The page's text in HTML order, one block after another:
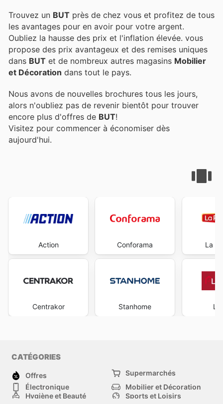
Trouvez un BUT près de chez vous et profitez de tous
les avantages pour en avoir pour votre argent.
Oubliez la hausse des prix et l'inflation élevée. vous
propose des prix avantageux et des remises uniques
dans BUT et de nombreux autres magasins Mobilier
et Décoration dans tout le pays.
Nous avons de nouvelles brochures tous les jours,
alors n'oubliez pas de revenir bientôt pour trouver
encore plus d'offres de BUT!
Visitez pour commencer à économiser dès
aujourd'hui.
Action
Centrakor
Conforama
Stanhome
La
CATÉGORIES
Offres
Supermarchés
Électronique
Mobilier et Décoration
Hygiène et Beauté
Sports et Loisirs